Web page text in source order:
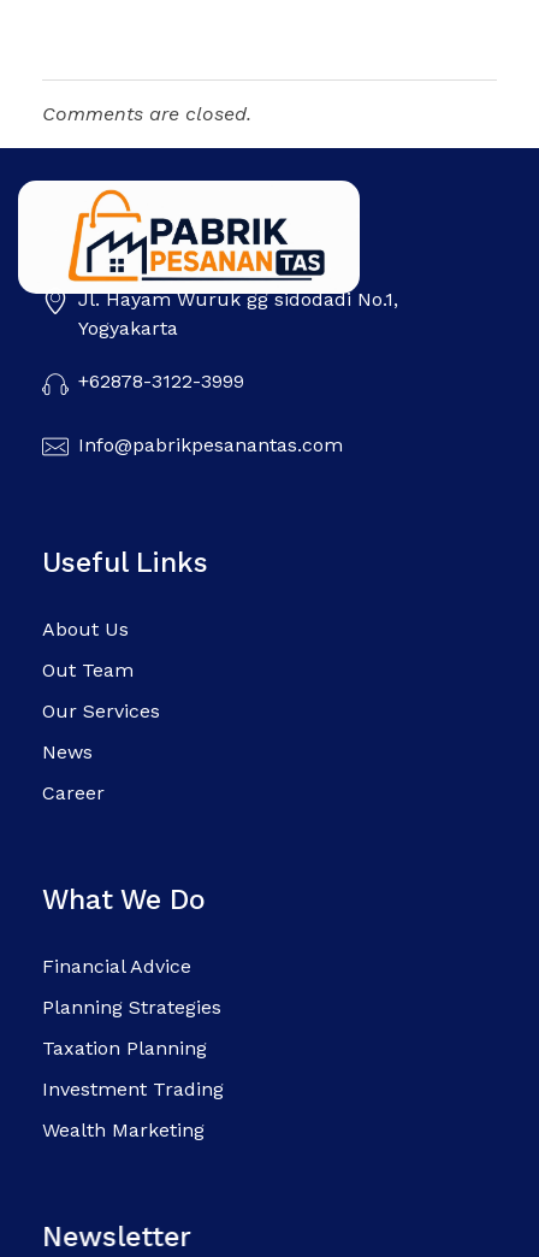
Comments are closed.
Pabrik Pesanan Tas Jl. Hayam Wuruk gg sidodadi No.1,
Yogyakarta
+62878-3122-3999
Info@pabrikpesanantas.com
Useful Links
About Us
Out Team
Our Services
News
Career
What We Do
Financial Advice
Planning Strategies
Taxation Planning
Investment Trading
Wealth Marketing
Newsletter